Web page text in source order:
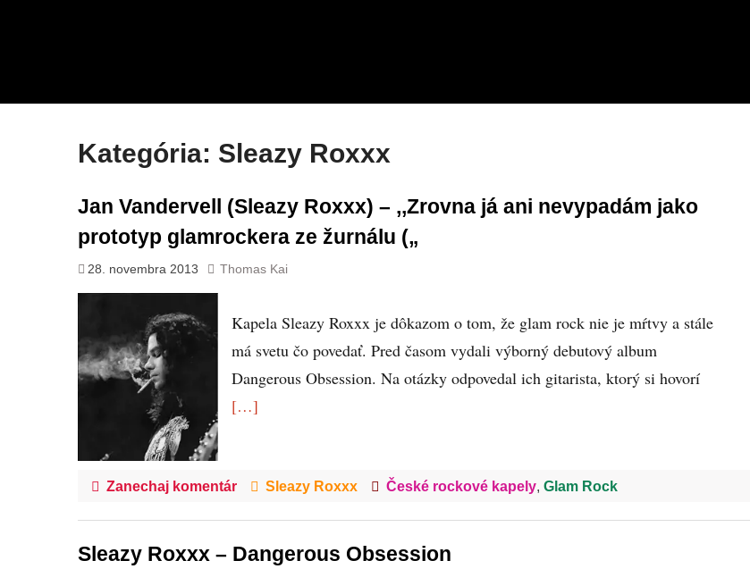
Kategória: Sleazy Roxxx
Jan Vandervell (Sleazy Roxxx) – ,,Zrovna já ani nevypadám jako
prototyp glamrockera ze žurnálu („
28. novembra 2013 Thomas Kai
Kapela Sleazy Roxxx je dôkazom o tom, že glam rock nie je mŕtvy a stále
má svetu čo povedať. Pred časom vydali výborný debutový album
Dangerous Obsession. Na otázky odpovedal ich gitarista, ktorý si hovorí
[…]
Zanechaj komentár Sleazy Roxxx České rockové kapely, Glam Rock
Sleazy Roxxx – Dangerous Obsession